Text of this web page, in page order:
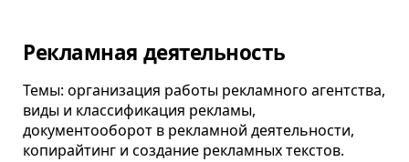
Олимпиада
Рекламная деятельность
Темы: организация работы рекламного агентства,
виды и классификация рекламы,
документооборот в рекламной деятельности,
копирайтинг и создание рекламных текстов.